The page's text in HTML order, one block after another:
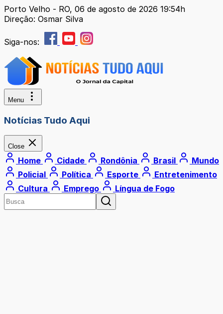
Porto Velho - RO, 06 de agosto de 2026 19:54h
Direção: Osmar Silva
Siga-nos:
Menu
Notícias Tudo Aqui
Close
Home Cidade Rondônia Brasil
Mundo
Policial
Política Esporte
Entretenimento
Cultura
Emprego Língua de Fogo